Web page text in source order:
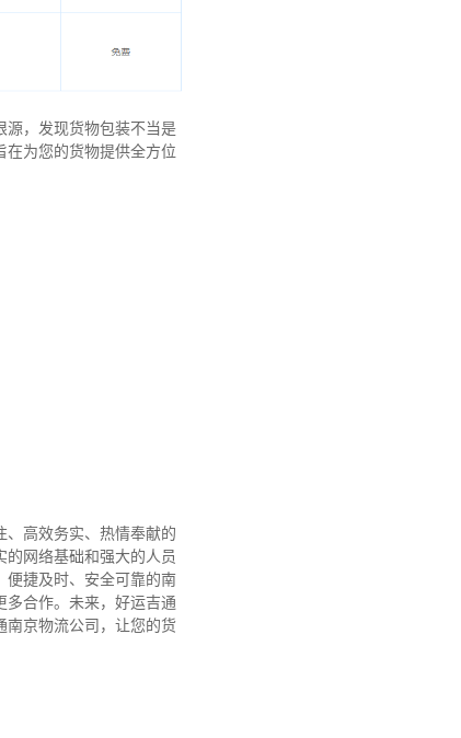
源，发现货物包装不当是
在为您的货物提供全方位
、高效务实、热情奉献的
网络基础和强大的人员
便捷及时、安全可靠的南
合作。 未来，好运吉通
南京物流公司，让您的货